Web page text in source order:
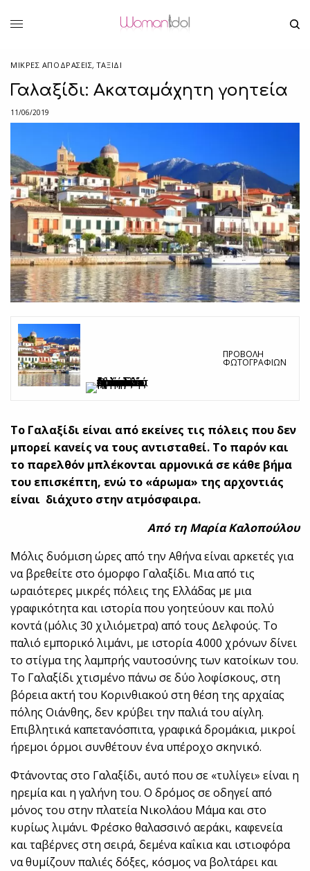
ΜΙΚΡΈΣ ΑΠΟΔΡΆΣΕΙΣ, ΤΑΞΙΔΙ
Γαλαξίδι: Ακαταμάχητη γοητεία
11/06/2019
ΠΡΟΒΟΛΉ
ΦΩΤΟΓΡΑΦΙΏΝ
Το Γαλαξίδι είναι από εκείνες τις πόλεις που δεν
μπορεί κανείς να τους αντισταθεί. Το παρόν και
το παρελθόν μπλέκονται αρμονικά σε κάθε βήμα
του επισκέπτη, ενώ το «άρωμα» της αρχοντιάς
είναι διάχυτο στην ατμόσφαιρα.
Από τη Μαρία Καλοπούλου
Μόλις δυόμιση ώρες από την Αθήνα είναι αρκετές για
να βρεθείτε στο όμορφο Γαλαξίδι. Μια από τις
ωραιότερες μικρές πόλεις της Ελλάδας με μια
γραφικότητα και ιστορία που γοητεύουν και πολύ
κοντά (μόλις 30 χιλιόμετρα) από τους Δελφούς. Το
παλιό εμπορικό λιμάνι, με ιστορία 4.000 χρόνων δίνει
το στίγμα της λαμπρής ναυτοσύνης των κατοίκων του.
Το Γαλαξίδι χτισμένο πάνω σε δύο λοφίσκους, στη
βόρεια ακτή του Κορινθιακού στη θέση της αρχαίας
πόλης Οιάνθης, δεν κρύβει την παλιά του αίγλη.
Επιβλητικά καπετανόσπιτα, γραφικά δρομάκια, μικροί
ήρεμοι όρμοι συνθέτουν ένα υπέροχο σκηνικό.
Φτάνοντας στο Γαλαξίδι, αυτό που σε «τυλίγει» είναι η
ηρεμία και η γαλήνη του. Ο δρόμος σε οδηγεί από
μόνος του στην πλατεία Νικολάου Μάμα και στο
κυρίως λιμάνι. Φρέσκο θαλασσινό αεράκι, καφενεία
και ταβέρνες στη σειρά, δεμένα καΐκια και ιστιοφόρα
να θυμίζουν παλιές δόξες, κόσμος να βολτάρει και